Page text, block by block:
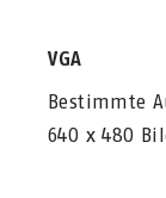
VGA
Bestimmte
640 x 480